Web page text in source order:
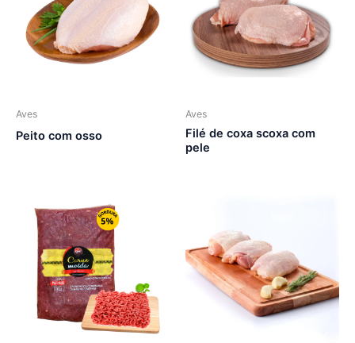
Aves
Peito com osso
Aves
Filé de coxa scoxa com
pele